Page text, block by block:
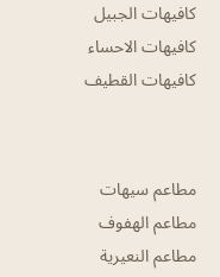
كافيهات الجبيل
كافيهات الاحساء
كافيهات القطيف
مطاعم سيهات
مطاعم الهفوف
مطاعم النعيرية